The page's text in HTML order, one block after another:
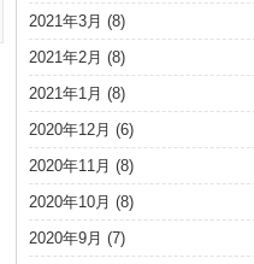
2021年3月 (8)
2021年2月 (8)
2021年1月 (8)
2020年12月 (6)
2020年11月 (8)
2020年10月 (8)
2020年9月 (7)